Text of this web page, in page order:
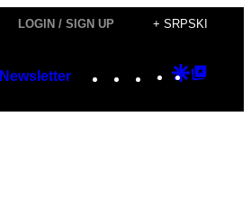
LOGIN / SIGN UP + SRPSKI
Newsletter Instagram
TikTok
YouTube
Google